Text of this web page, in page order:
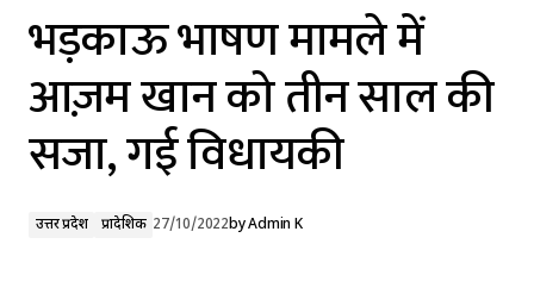
भड़काऊ भाषण मामले में
आज़म खान को तीन साल की
सजा, गई विधायकी
उत्तर प्रदेश प्रादेशिक 27/10/2022byAdmin K